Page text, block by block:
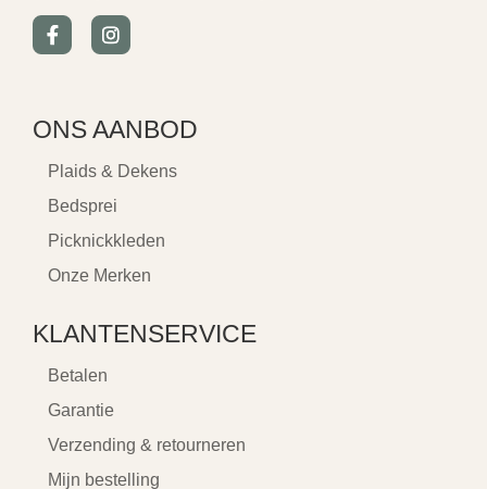
ONS AANBOD
Plaids & Dekens
Bedsprei
Picknickkleden
Onze Merken
KLANTENSERVICE
Betalen
Garantie
Verzending & retourneren
Mijn bestelling